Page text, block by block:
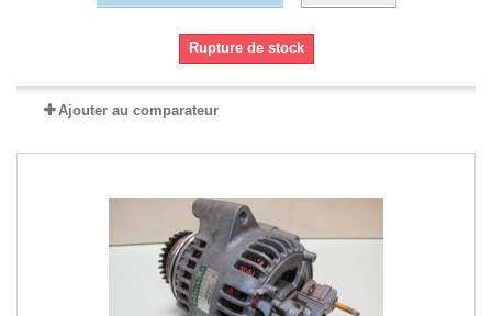
Rupture de stock
Ajouter au comparateur